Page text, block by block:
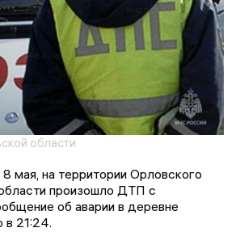
области
мая, на территории Орловского
произошло ДТП с
об аварии в деревне
в 21:24.